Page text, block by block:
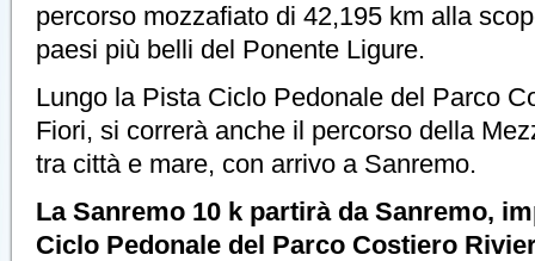
percorso mozzafiato di 42,195 km alla
paesi più belli del Ponente Ligure.
Lungo la Pista Ciclo Pedonale del Parco
Fiori, si correrà anche il percorso della
tra città e mare, con arrivo a Sanremo.
La Sanremo 10 k partirà da Sanremo,
Ciclo Pedonale del Parco Costiero